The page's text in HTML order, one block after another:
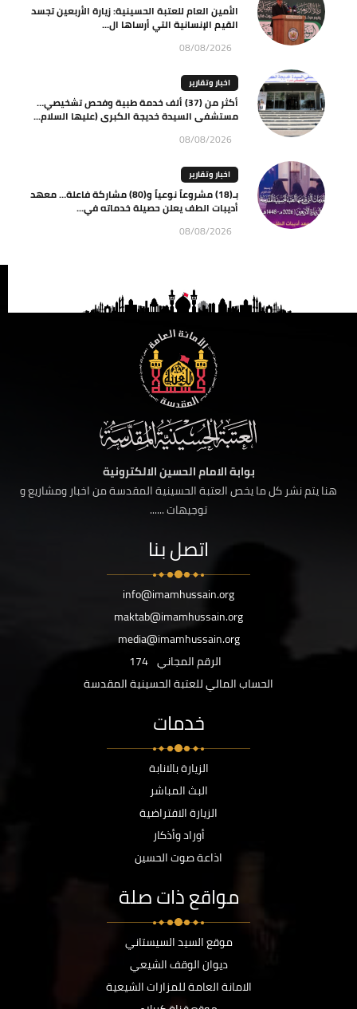
الأمين العام للعتبة الحسينية: زيارة الأربعين تجسد
القيم الإنسانية التي أرساها ال...
08/08/2026
اخبار وتقارير
أكثر من (37) ألف خدمة طبية وفحص تشخيصي…
مستشفى السيدة خديجة الكبرى (عليها السلام...
08/08/2026
اخبار وتقارير
بـ(18) مشروعاً نوعياً و(80) مشاركة فاعلة… معهد
أديبات الطف يعلن حصيلة خدماته في...
08/08/2026
بوابة الامام الحسين الالكترونية
هنا يتم نشر كل ما يخص العتبة الحسينية المقدسة من اخبار ومشاريع و
توجيهات ......
اتصل بنا
info@imamhussain.org
maktab@imamhussain.org
media@imamhussain.org
الرقم المجاني 174
الحساب المالي للعتبة الحسينية المقدسة
خدمات
الزيارة بالانابة
البث المباشر
الزيارة الافتراضية
أوراد وأذكار
اذاعة صوت الحسين
مواقع ذات صلة
موقع السيد السيستاني
ديوان الوقف الشيعي
الامانة العامة للمزارات الشيعية